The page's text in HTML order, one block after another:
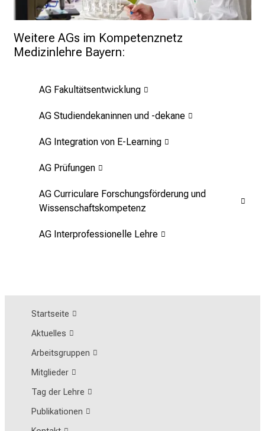
Weitere AGs im Kompetenznetz
Medizinlehre Bayern:
AG Fakultätsentwicklung
AG Studiendekaninnen und -dekane
AG Integration von E-Learning
AG Prüfungen
AG Curriculare Forschungsförderung und
Wissenschaftskompetenz
AG Interprofessionelle Lehre
Startseite
Aktuelles
Arbeitsgruppen
Mitglieder
Tag der Lehre
Publikationen